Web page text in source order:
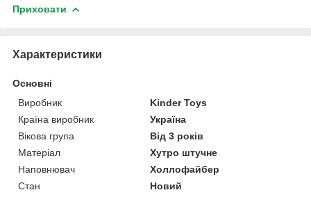
Приховати
Характеристики
Основні
Виробник
Kinder Toys
Країна виробник
Україна
Вікова група
Від 3 років
Матеріал
Хутро штучне
Наповнювач
Холлофайбер
Стан
Новий